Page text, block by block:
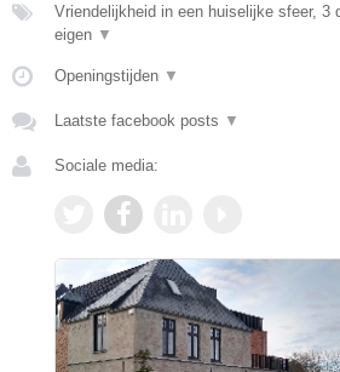
Vriendelijkheid in een huiselijke sfeer, 3
eigen ▼
Openingstijden ▼
Laatste facebook posts ▼
Sociale media: